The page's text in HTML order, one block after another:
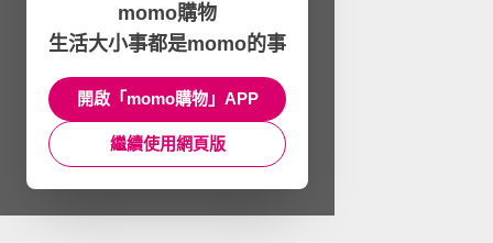
momo購物
生活大小事都是momo的事
開啟「momo購物」APP
繼續使用網頁版